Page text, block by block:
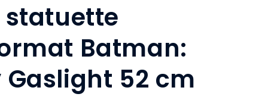
é
i
o
n
statuette
Batman:
52 cm